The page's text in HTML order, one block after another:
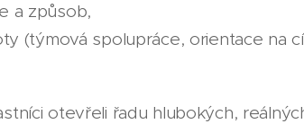
a způsob,
(týmová spolupráce, orientace na
otevřeli řadu hlubokých,